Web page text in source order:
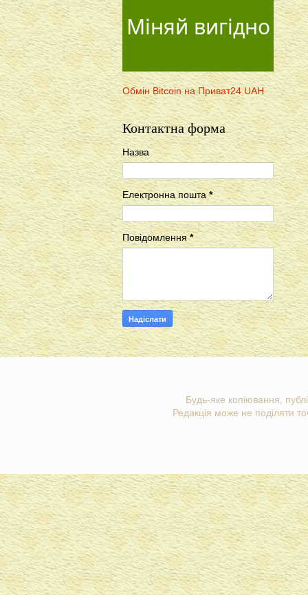
Міняй вигідно
Обмін Bitcoin на Приват24 UAH
Контактна форма
Назва
Електронна пошта*
Повідомлення *
Будь-яке копіювання,
Редакція може не поділяти